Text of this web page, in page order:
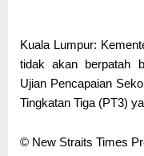
Kuala Lumpur:
tidak akan berpatah
Ujian Pencapaian
Tingkatan Tiga (PT3)
© New Straits Times